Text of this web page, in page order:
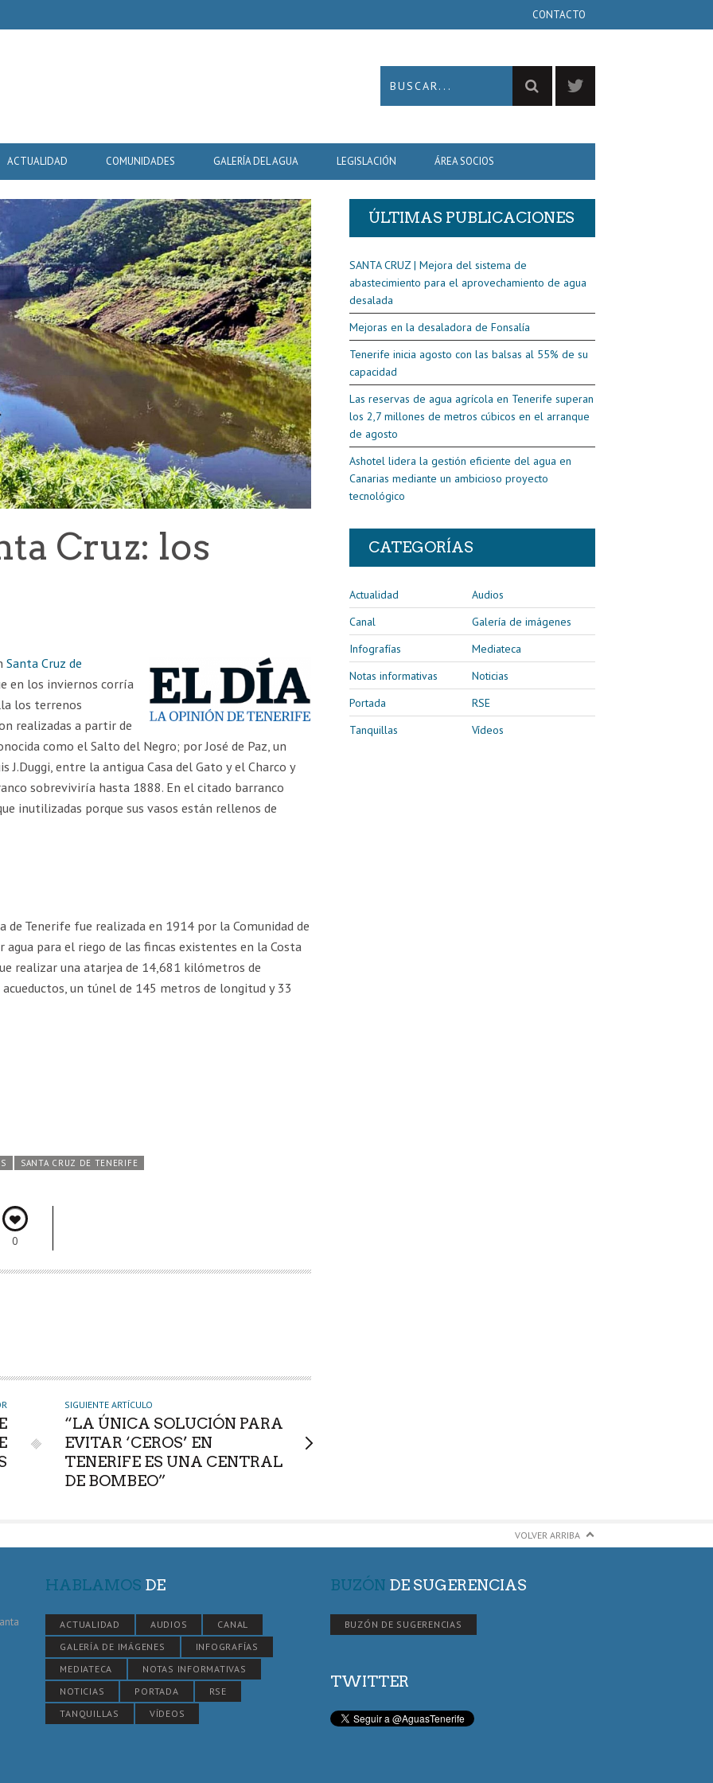
CONTACTO
ACTUALIDAD COMUNIDADES GALERÍA DEL AGUA LEGISLACIÓN ÁREA SOCIOS
Cruz: los
Santa Cruz de
en los inviernos corría
los terrenos
realizadas a partir de
como el Salto del Negro; por José de Paz, un
entre la antigua Casa del Gato y el Charco y
sobreviviría hasta 1888. En el citado barranco
inutilizadas porque sus vasos están rellenos de
Tenerife fue realizada en 1914 por la Comunidad de
agua para el riego de las fincas existentes en la Costa
realizar una atarjea de 14,681 kilómetros de
un túnel de 145 metros de longitud y 33
SANTA CRUZ DE TENERIFE
0
SIGUIENTE ARTÍCULO
“LA ÚNICA SOLUCIÓN PARA
EVITAR ‘CEROS’ EN
TENERIFE ES UNA CENTRAL
DE BOMBEO”
ÚLTIMAS PUBLICACIONES
SANTA CRUZ | Mejora del sistema de
abastecimiento para el aprovechamiento de agua
desalada
Mejoras en la desaladora de Fonsalía
Tenerife inicia agosto con las balsas al 55% de su
capacidad
Las reservas de agua agrícola en Tenerife superan
los 2,7 millones de metros cúbicos en el arranque
de agosto
Ashotel lidera la gestión eficiente del agua en
Canarias mediante un ambicioso proyecto
tecnológico
CATEGORÍAS
Actualidad
Audios
Canal
Galería de imágenes
Infografías
Mediateca
Notas informativas
Noticias
Portada
RSE
Tanquillas
Vídeos
VOLVER ARRIBA
HABLAMOS DE
ACTUALIDAD AUDIOS
CANAL
GALERÍA DE IMÁGENES
INFOGRAFÍAS
MEDIATECA
NOTAS INFORMATIVAS
NOTICIAS
PORTADA
RSE
TANQUILLAS
VÍDEOS
BUZÓN DE SUGERENCIAS
BUZÓN DE SUGERENCIAS
TWITTER